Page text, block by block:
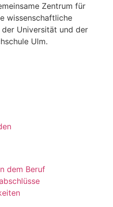
Zentrum für
wissenschaftliche
Universität und der
Ulm.
dem Beruf